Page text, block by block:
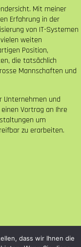
Mit meiner
Erfahrung in der
von IT-Systemen
weiten
Position,
die tatsächlich
Mannschaften und
Unternehmen und
Vortrag an Ihre
um
zu erarbeiten.
dass wir Ihnen die